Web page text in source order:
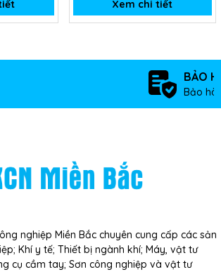
Xem chi tiết
BẢO
Bảo
nghiệp Miền Bắc chuyên cung cấp các sản
Khí y tế; Thiết bị ngành khí; Máy, vật tư
cụ cầm tay; Sơn công nghiệp và vật tư